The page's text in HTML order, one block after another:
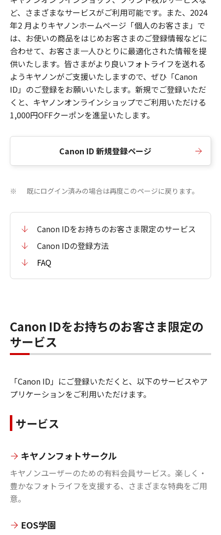
ど、さまざまなサービスがご利用可能です。また、2024
年2 月よりキヤノンホームページ「個人のお客さま」で
は、お使いの商品をはじめお客さまのご登録情報などに
合わせて、お客さま一人ひとりに最適化された情報を提
供いたします。皆さまがより良いフォトライフを送れる
ようキヤノンがご支援いたしますので、ぜひ「Canon
ID」のご登録をお願いいたします。新規でご登録いただ
くと、キヤノンオンラインショップでご利用いただける
1,000円OFFクーポンを進呈いたします。
Canon ID 新規登録ページ
※ 既にログイン済みの場合は再度このページに戻ります。
Canon IDをお持ちのお客さま限定のサービス
Canon IDの登録方法
FAQ
Canon IDをお持ちのお客さま限定の
サービス
「Canon ID」にご登録いただくと、以下のサービスやア
プリケーションをご利用いただけます。
サービス
キヤノンフォトサークル
キヤノンユーザーのための有料会員サービス。楽しく・
豊かなフォトライフを支援する、さまざまな特典をご用
意。
EOS学園